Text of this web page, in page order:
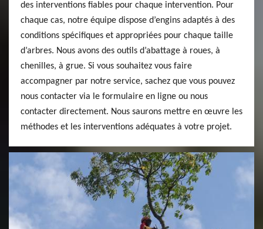
des interventions fiables pour chaque intervention. Pour
chaque cas, notre équipe dispose d’engins adaptés à des
conditions spécifiques et appropriées pour chaque taille
d’arbres. Nous avons des outils d’abattage à roues, à
chenilles, à grue. Si vous souhaitez vous faire
accompagner par notre service, sachez que vous pouvez
nous contacter via le formulaire en ligne ou nous
contacter directement. Nous saurons mettre en œuvre les
méthodes et les interventions adéquates à votre projet.